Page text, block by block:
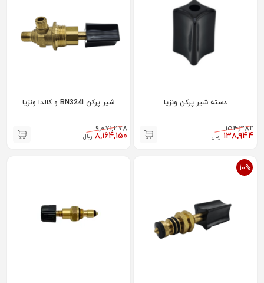
دسته شیر پرکن ونزیا
۱۵۴,۳۸۲
۱۳۸,۹۴۴ ریال
شیر پرکن BN324i و کالدا ونزیا
۹,۰۷۱,۲۷۸
۸,۱۶۴,۱۵۰ ریال
10%